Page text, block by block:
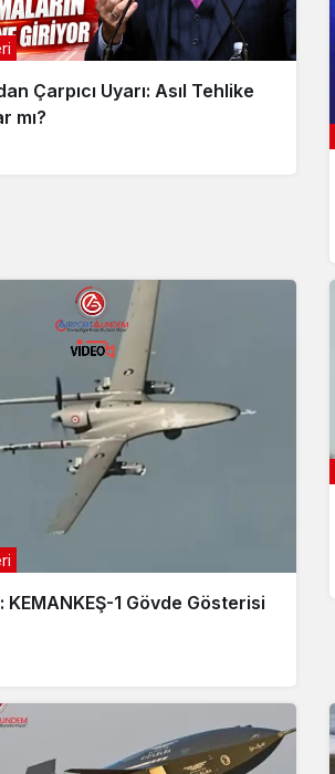
Çarpıcı Uyarı: Asıl Tehlike
mı?
KEMANKEŞ-1 Gövde Gösterisi